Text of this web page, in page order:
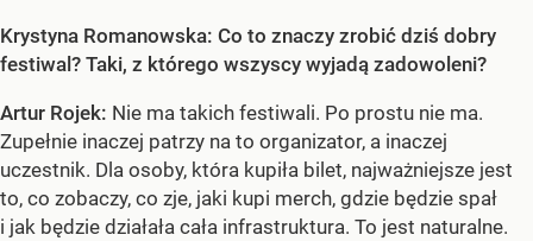
Krystyna Romanowska: Co to znaczy zrobić dziś dobry
festiwal? Taki, z którego wszyscy wyjadą zadowoleni?
Artur Rojek: Nie ma takich festiwali. Po prostu nie ma.
Zupełnie inaczej patrzy na to organizator, a inaczej
uczestnik. Dla osoby, która kupiła bilet, najważniejsze jest
to, co zobaczy, co zje, jaki kupi merch, gdzie będzie spał
i jak będzie działała cała infrastruktura. To jest naturalne.